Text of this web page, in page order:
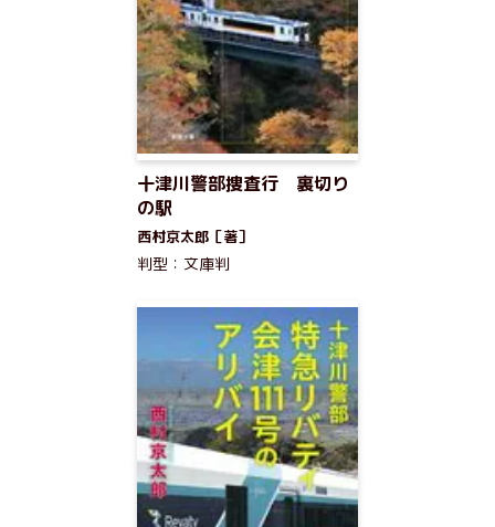
十津川警部捜査行 裏切り
の駅
西村京太郎［著］
判型：文庫判